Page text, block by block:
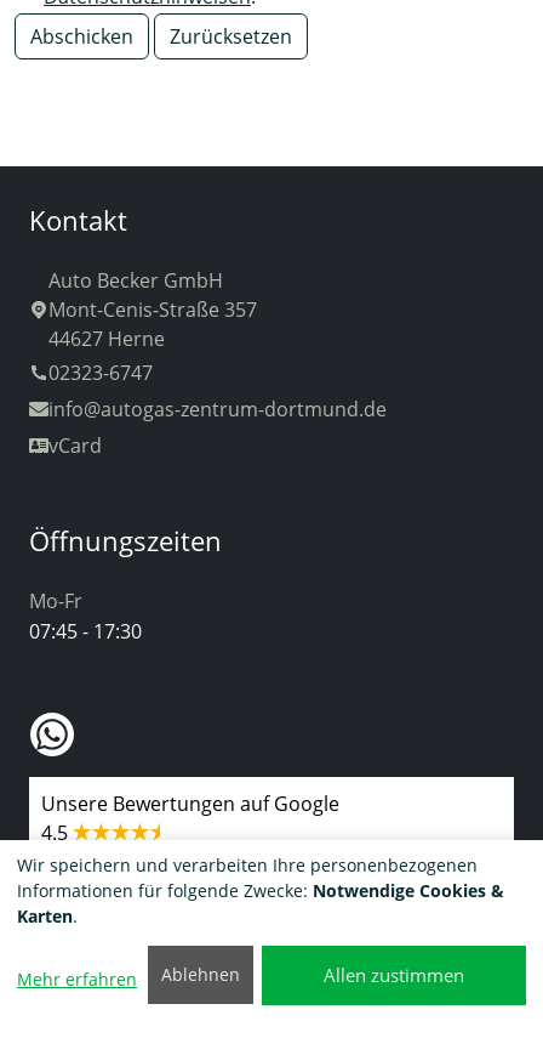
Abschicken
Zurücksetzen
Kontakt
Auto Becker GmbH
Mont-Cenis-Straße 357
44627 Herne
02323-6747
info@autogas-zentrum-dortmund.de
vCard
Öffnungszeiten
Mo-Fr
07:45 - 17:30
Unsere Bewertungen auf Google
4.5
basierend auf 160 Bewertungen
seit 2017
Wir speichern und verarbeiten Ihre personenbezogenen
Informationen für folgende Zwecke: Notwendige Cookies &
Karten.
Mehr erfahren Ablehnen Allen zustimmen